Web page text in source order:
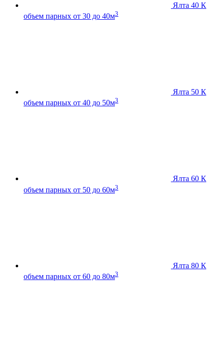
Ялта 40 К
объем парных от 30 до 40м3
Ялта 50 К
объем парных от 40 до 50м3
Ялта 60 К
объем парных от 50 до 60м3
Ялта 80 К
объем парных от 60 до 80м3